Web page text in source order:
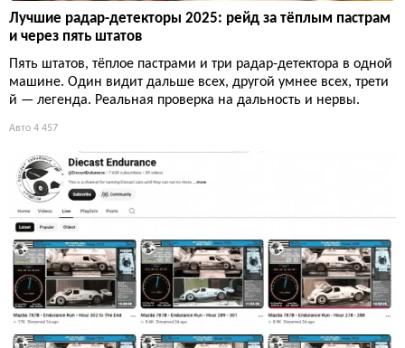
Лучшие радар-детекторы 2025: рейд за тёплым пастрам
и через пять штатов
Пять штатов, тёплое пастрами и три радар-детектора в одной
машине. Один видит дальше всех, другой умнее всех, трети
й — легенда. Реальная проверка на дальность и нервы.
Авто 4 457